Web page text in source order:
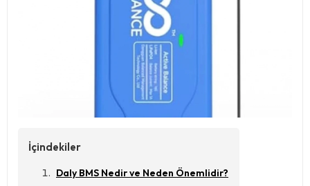
İçindekiler
Daly BMS Nedir ve Neden Önemlidir?